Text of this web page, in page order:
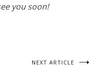
you soon!
NEXT ARTICLE